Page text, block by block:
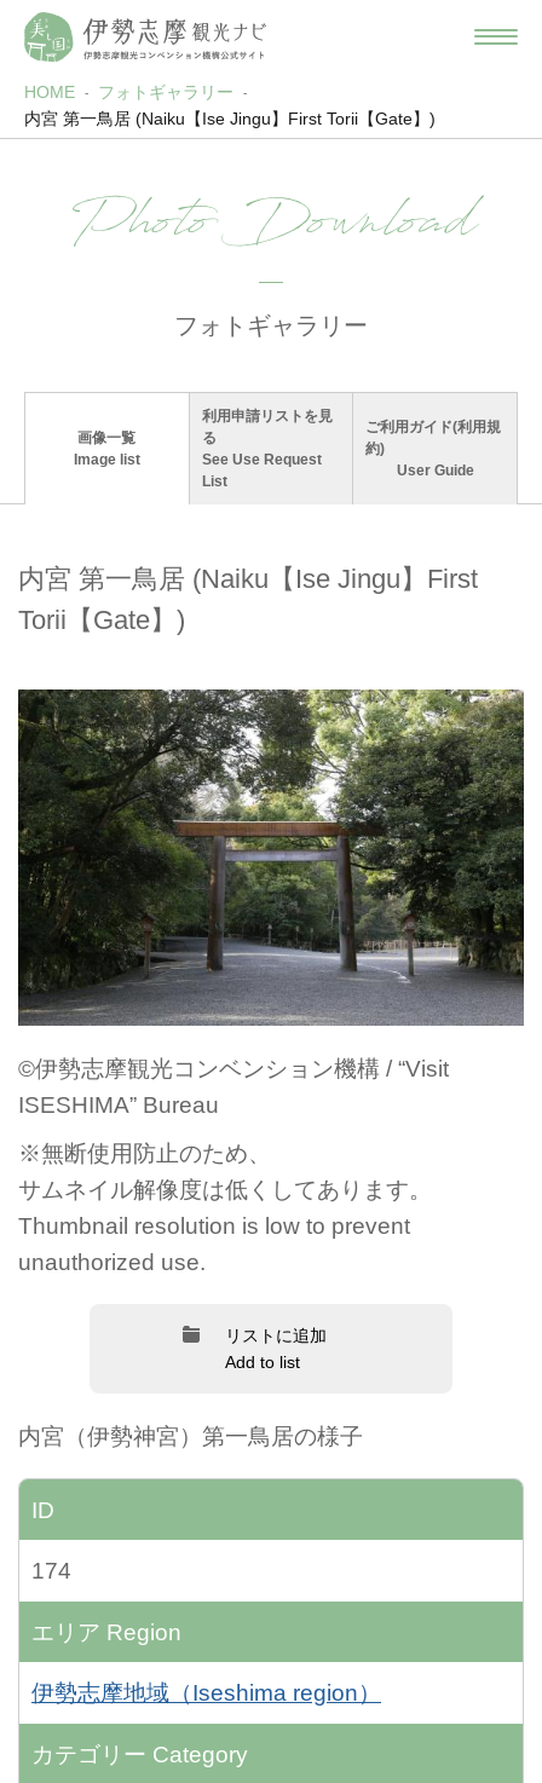
HOME
フォトギャラリー
内宮 第一鳥居 (Naiku【Ise Jingu】First Torii【Gate】)
Photo Download
フォトギャラリー
画像一覧
Image list
利用申請リストを見
る
See Use Request
List
ご利用ガイド(利用規
約)
User Guide
内宮 第一鳥居 (Naiku【Ise Jingu】First
Torii【Gate】)
©伊勢志摩観光コンベンション機構 / “Visit
ISESHIMA” Bureau
※無断使用防止のため、
サムネイル解像度は低くしてあります。
Thumbnail resolution is low to prevent
unauthorized use.
リストに追加
Add to list
内宮（伊勢神宮）第一鳥居の様子
ID
174
エリア Region
伊勢志摩地域（Iseshima region）
カテゴリー Category